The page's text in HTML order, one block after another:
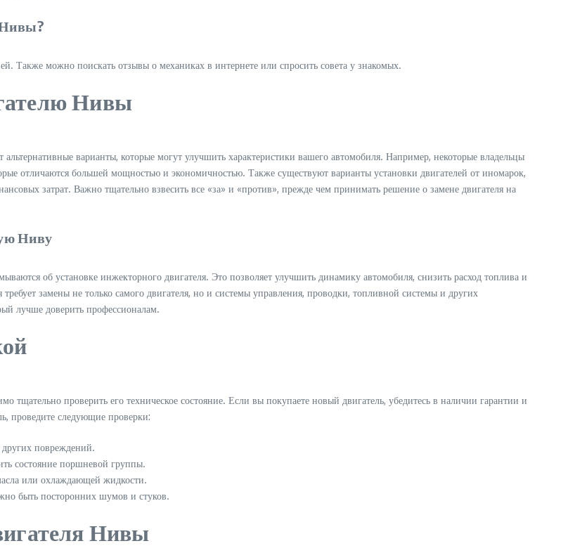
Нивы?
Также можно поискать отзывы о механиках в интернете или спросить совета у знакомых.
Нивы
варианты, которые могут улучшить характеристики вашего автомобиля. Например, некоторые владельцы
отличаются большей мощностью и экономичностью. Также существуют варианты установки двигателей от иномарок,
затрат. Важно тщательно взвесить все «за» и «против», прежде чем принимать решение о замене двигателя на
Ниву
об установке инжекторного двигателя. Это позволяет улучшить динамику автомобиля, снизить расход топлива и
замены не только самого двигателя, но и системы управления, проводки, топливной системы и других
лучше доверить профессионалам.
тщательно проверить его техническое состояние. Если вы покупаете новый двигатель, убедитесь в наличии гарантии и
проведите следующие проверки:
повреждений.
состояние поршневой группы.
или охлаждающей жидкости.
быть посторонних шумов и стуков.
Нивы